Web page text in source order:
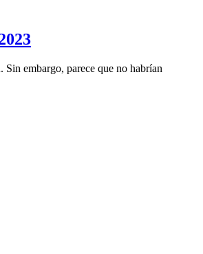
embargo, parece que no habrían